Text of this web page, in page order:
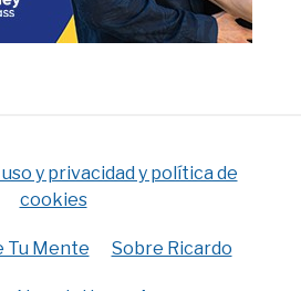
y privacidad y política de
cookies
Tu Mente Sobre Ricardo